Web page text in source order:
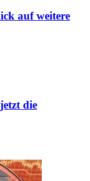
auf weitere
die